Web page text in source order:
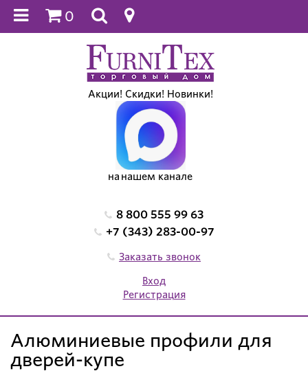
0
Акции! Скидки! Новинки!
на нашем канале
8 800 555 99 63
+7 (343) 283-00-97
Заказать звонок
Вход
Регистрация
Алюминиевые профили для
дверей-купе